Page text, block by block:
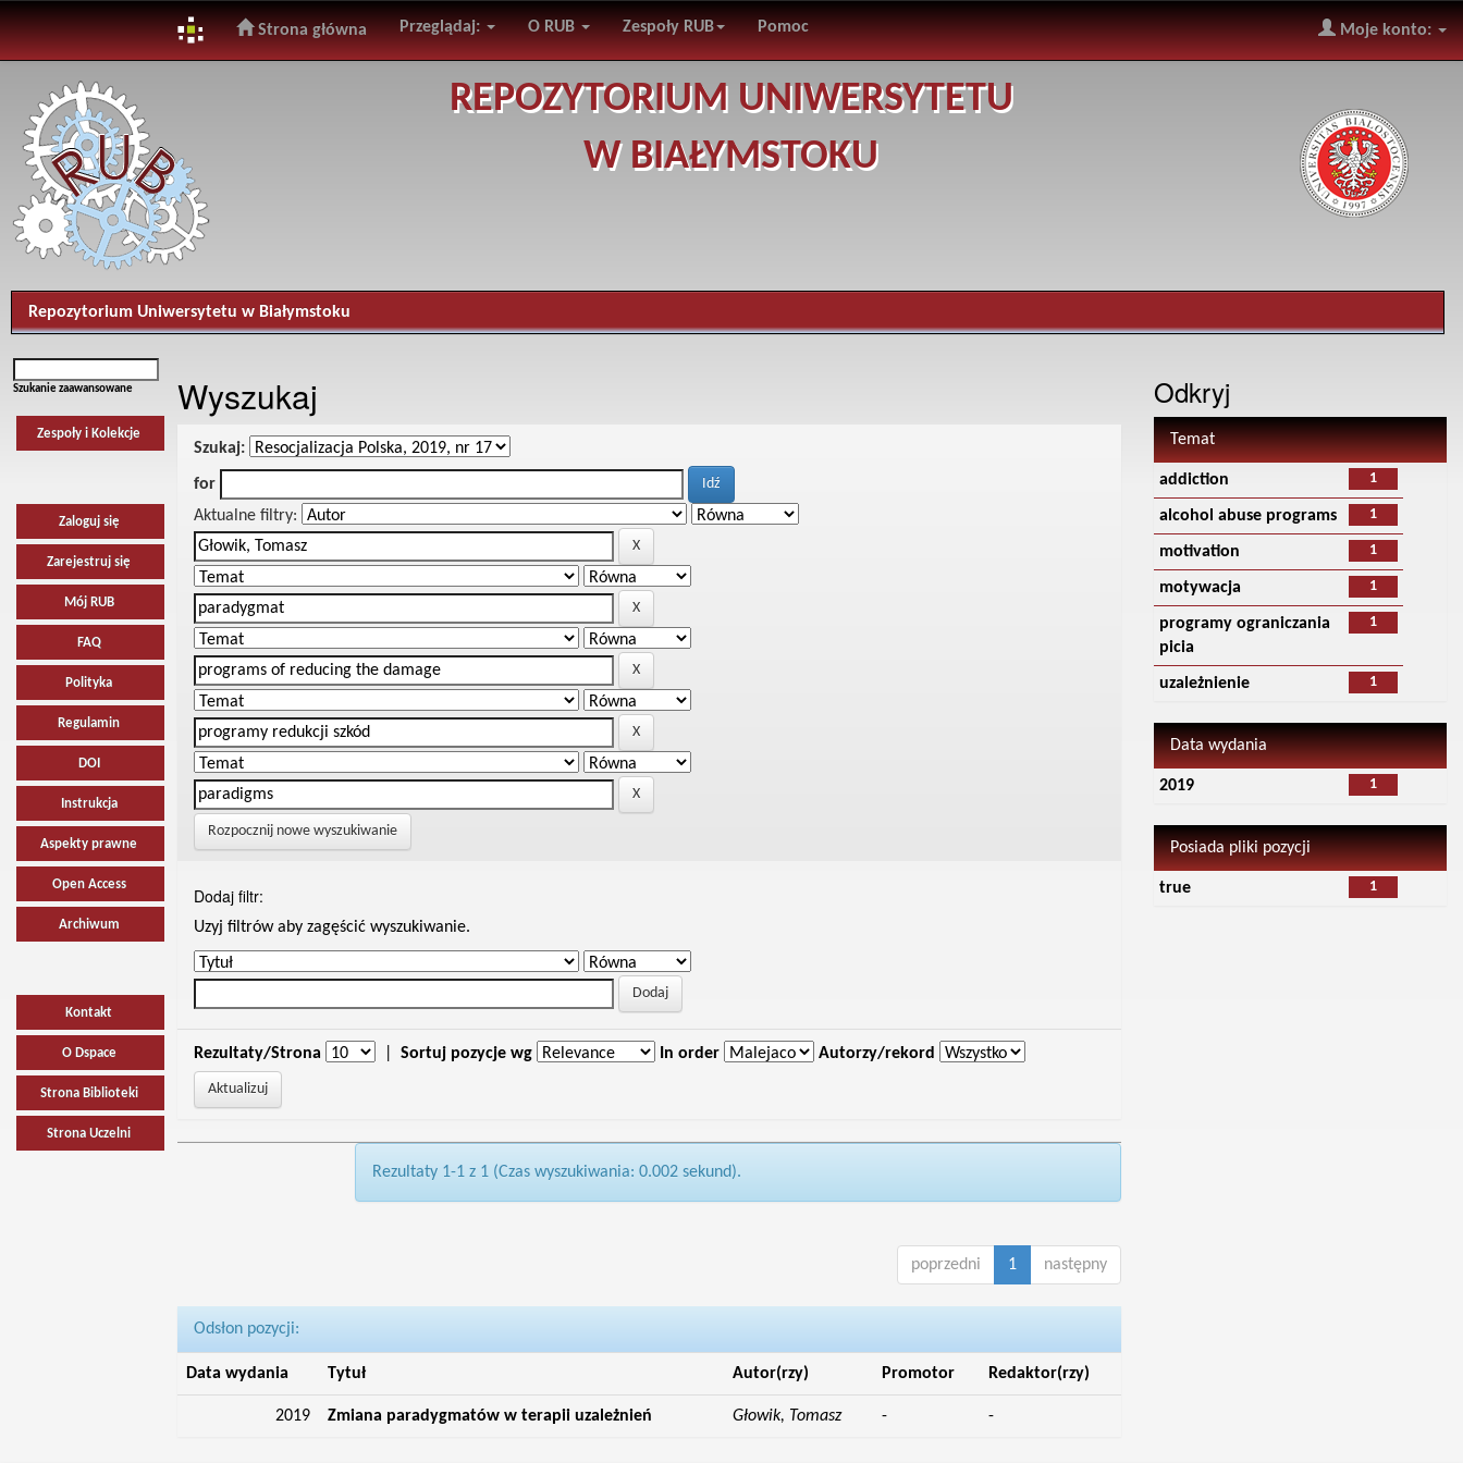
navigation
Strona główna Przeglądaj: O RUB Zespoły RUB Pomoc Moje konto:
REPOZYTORIUM UNIWERSYTETU
W BIAŁYMSTOKU
Repozytorium Uniwersytetu w Białymstoku
Szukanie zaawansowane
Zespoły i Kolekcje
Zaloguj się
Zarejestruj się
Mój RUB
FAQ
Polityka
Regulamin
DOI
Instrukcja
Aspekty prawne
Open Access
Archiwum
Kontakt
O Dspace
Strona Biblioteki
Strona Uczelni
Wyszukaj
Szukaj:
for
Aktualne filtry:
Rozpocznij nowe wyszukiwanie
Dodaj filtr:
Uzyj filtrów aby zagęścić wyszukiwanie.
Rezultaty/Strona Sortuj pozycje wg In order Autorzy/rekord
Rezultaty 1-1 z 1 (Czas wyszukiwania: 0.002 sekund).
poprzedni 1 następny
Odsłon pozycji:
Data wydania Tytuł Autor(rzy) Promotor Redaktor(rzy)
2019 Zmiana paradygmatów w terapii uzależnień Głowik, Tomasz - -
Odkryj
Temat
1
addiction
1
alcohol abuse programs
1
motivation
1
motywacja
1
programy ograniczania
picia
1
uzależnienie
Data wydania
1
2019
Posiada pliki pozycji
1
true